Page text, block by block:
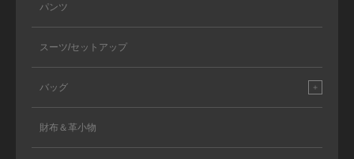
パンツ
スーツ/セットアップ
バッグ
財布＆革小物